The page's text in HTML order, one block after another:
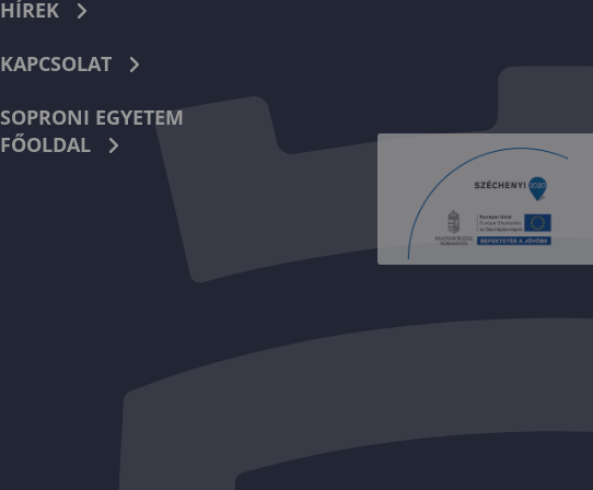
HÍREK
KAPCSOLAT
SOPRONI EGYETEM
FŐOLDAL